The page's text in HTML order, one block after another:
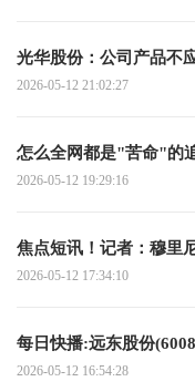
光华股份：公司产品不
2026-05-12 21:02:27
怎么全网都是"苦命"的
2026-05-12 19:29:16
焦点短讯！记者：穆里
2026-05-12 17:34:10
每日快播:远东股份
2026-05-12 16:54:28